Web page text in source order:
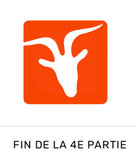
FIN DE LA 4E PARTIE